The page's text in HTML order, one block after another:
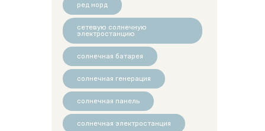
ред норд
сетевую солнечную
электростанцию
солнечная батарея
солнечная генерация
солнечная панель
солнечная электростанция